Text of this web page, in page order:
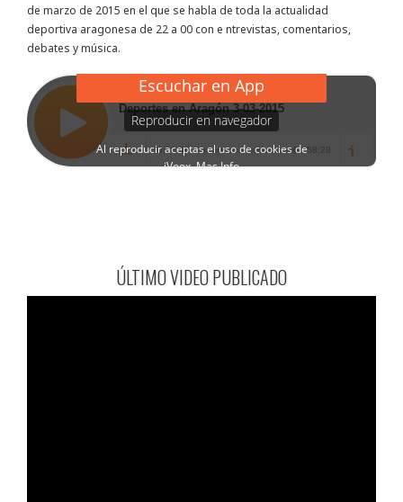
de marzo de 2015 en el que se habla de toda la actualidad
deportiva aragonesa de 22 a 00 con e ntrevistas, comentarios,
debates y música.
ÚLTIMO VIDEO PUBLICADO